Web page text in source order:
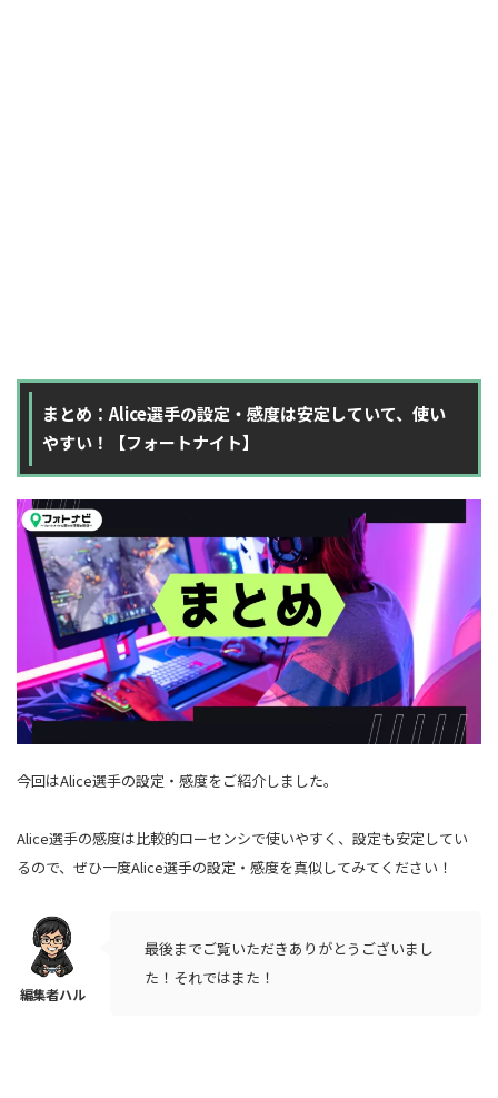
まとめ：Alice選手の設定・感度は安定していて、使い
やすい！【フォートナイト】
今回はAlice選手の設定・感度をご紹介しました。
Alice選手の感度は比較的ローセンシで使いやすく、設定も安定してい
るので、ぜひ一度Alice選手の設定・感度を真似してみてください！
最後までご覧いただきありがとうございまし
た！それではまた！